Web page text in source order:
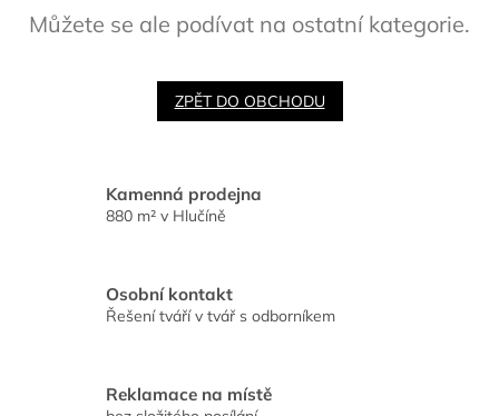
Můžete se ale podívat na ostatní kategorie.
ZPĚT DO OBCHODU
Kamenná prodejna
880 m² v Hlučíně
Osobní kontakt
Řešení tváří v tvář s odborníkem
Reklamace na místě